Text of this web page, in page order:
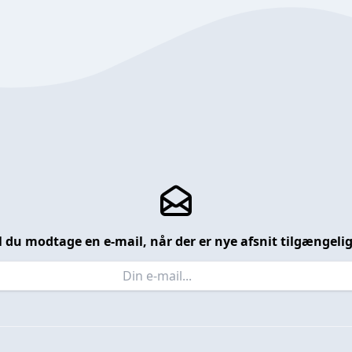
du modtage en e-mail, når der er nye afsnit